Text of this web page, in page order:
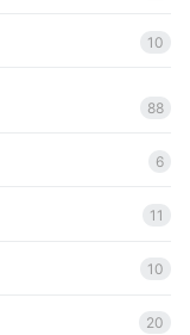
10
88
6
11
10
20